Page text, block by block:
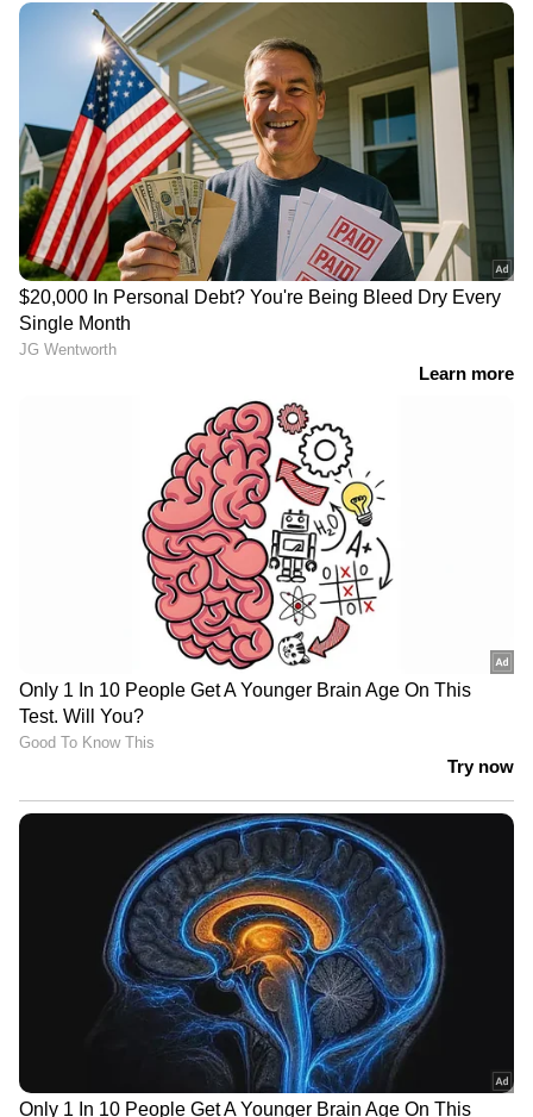
ഭീമ ജ്വല്ലേഴ്സിന്റെ സ്ത്രീകൾ കൂട്ടായ്മകൾക്ക്
ശക്തിപകരാനുള്ള നയത്തിന്റെ ഭാ​ഗമാണ് ഭീമ
സൂപ്പർ വുമൺ ടോസ്റ്റ്മാസ്റ്റേഴ്സ് ക്ലബ്.
ഇതിലൂടെ സ്ത്രീകളുടെ വള‍ർച്ച, ബന്ധം,
ആത്മവിശ്വാസത്തോടെ കാര്യങ്ങളുടെ
നേരിടാനുള്ള പാകത എന്നിവ
ശക്തിപ്പെടുത്തുകയാണ്.
മെയ് 23-ന് രാവിലെ 10 മണിക്കാണ് പരിപാടി.
ഡി.ടി.എം ദീവി അൽകസോസ് ആണ്
ടോസ്റ്റ്മാസ്റ്റർ ഓഫ് ദി ഡേ. ഡി.ടി.എം ഹരീഷ്
കൃഷ്ണൻ ആണ് ജനറൽ ഇവാല്യുവേറ്റർ,
ഡി.ടി.എം ദേവലാൽ ആണ് റോസ്റ്റ്മാസ്റ്റർ,
ഡി.ടി.എം മുഹമ്മദ് ആഷിഖ് ആണ് ​ഗെയിം
മാസ്റ്റർ. ഡ്രസ് കോഡ്: പ്ലോഡിറ്റ് മാറ്റിനെ
(ഫോർമൽ).